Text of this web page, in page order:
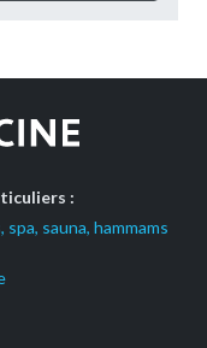
:
sauna, hammams